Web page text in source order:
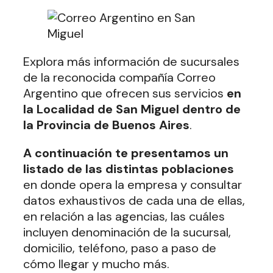
Explora más información de sucursales
de la reconocida compañía Correo
Argentino que ofrecen sus servicios en
la Localidad de San Miguel dentro de
la Provincia de Buenos Aires.
A continuación te presentamos un
listado de las distintas poblaciones
en donde opera la empresa y consultar
datos exhaustivos de cada una de ellas,
en relación a las agencias, las cuáles
incluyen denominación de la sucursal,
domicilio, teléfono, paso a paso de
cómo llegar y mucho más.